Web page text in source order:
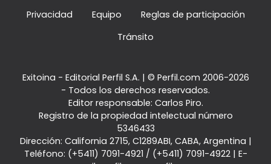
Privacidad
Equipo
Reglas de participación
Tránsito
Exitoina - Editorial Perfil S.A. | © Perfil.com 2006-2026
- Todos los derechos reservados.
Editor responsable: Carlos Piro.
Registro de la propiedad intelectual número
5346433
Dirección: California 2715, C1289ABI, CABA, Argentina |
Teléfono: (+5411) 7091-4921 / (+5411) 7091-4922| E-